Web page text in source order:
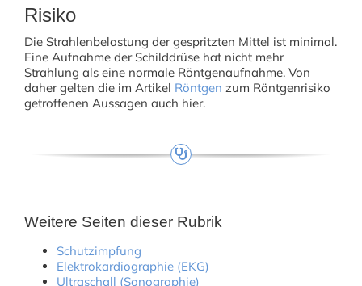
Risiko
Die Strahlenbelastung der gespritzten Mittel ist minimal.
Eine Aufnahme der Schilddrüse hat nicht mehr
Strahlung als eine normale Röntgenaufnahme. Von
daher gelten die im Artikel Röntgen zum Röntgenrisiko
getroffenen Aussagen auch hier.
Weitere Seiten dieser Rubrik
Schutzimpfung
Elektrokardiographie (EKG)
Ultraschall (Sonographie)